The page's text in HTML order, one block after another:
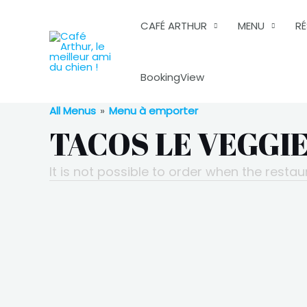
CAFÉ ARTHUR MENU
BookingView
All Menus » Menu à emporter
TACOS LE
It is not possible to order when the